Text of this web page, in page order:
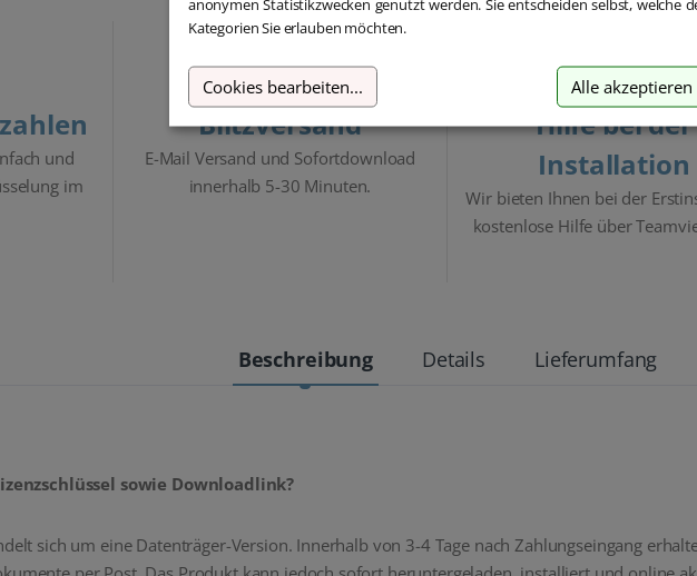
und
im
Blitzversand
E-Mail Versand und Sofortdownload
innerhalb 5-30 Minuten.
Hilfe bei der
Installation
Wir bieten Ihnen bei der
kostenlose Hilfe über
Beschreibung Details Lieferumfang
sowie Downloadlink?
sich um eine Datenträger-Version. Innerhalb von 3-4 Tage nach Zahlungseingang
anonymen Statistikzwecken genutzt werden. Sie entscheiden selbst, welche
Kategorien Sie erlauben möchten.
Cookies bearbeiten... Alle akzeptieren